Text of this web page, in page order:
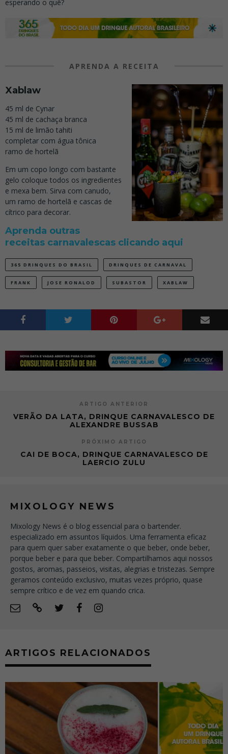
esperando o quê?
APRENDA A RECEITA
Xablaw
45 ml de Cynar
45 ml de cachaça branca
15 ml de limão tahiti
completar com água tônica
ramo de hortelã
Em um copo longo com bastante
gelo coloque todos os ingredientes
e mexa bem. Sirva com canudo,
um ramo de hortelã e cascas de
cítrico para decorar.
Aprenda outras
receitas carnavalescas clicando aqui
365 DRINQUES DO BRASIL DRINQUES DE CARNAVAL
FRANK JOSE RONALOD SUBASTOR XABLAW
ARTIGO ANTERIOR
VERÃO DA LATA, DRINQUE CARNAVALESCO DE
ALEXANDRE BUSSAB
PRÓXIMO ARTIGO
CAI DE BOCA, DRINQUE CARNAVALESCO DE
LAERCIO ZULU
MIXOLOGY NEWS
Mixology News é o blog essencial para o bartender.
especializado em assuntos líquidos. Uma ferramenta eficaz
para quem quer saber exatamente o que beber, onde beber,
porque beber e para que beber. Compartilhamos aqui nossos
gostos, aromas, passeios, visitas, alegrias e tristezas. Sempre
geramos conteúdo exclusivo, muitas vezes próprio, quase
sempre crítico e de vez em quando crica.
ARTIGOS RELACIONADOS